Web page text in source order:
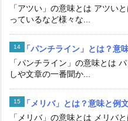
「アツい」の意味とは アツい
っているなど様々な...
「パンチライン」とは？意
「パンチライン」の意味とは
しや文章の一番聞か...
「メリバ」とは？意味と例
「メリバ」の意味とは メリバ